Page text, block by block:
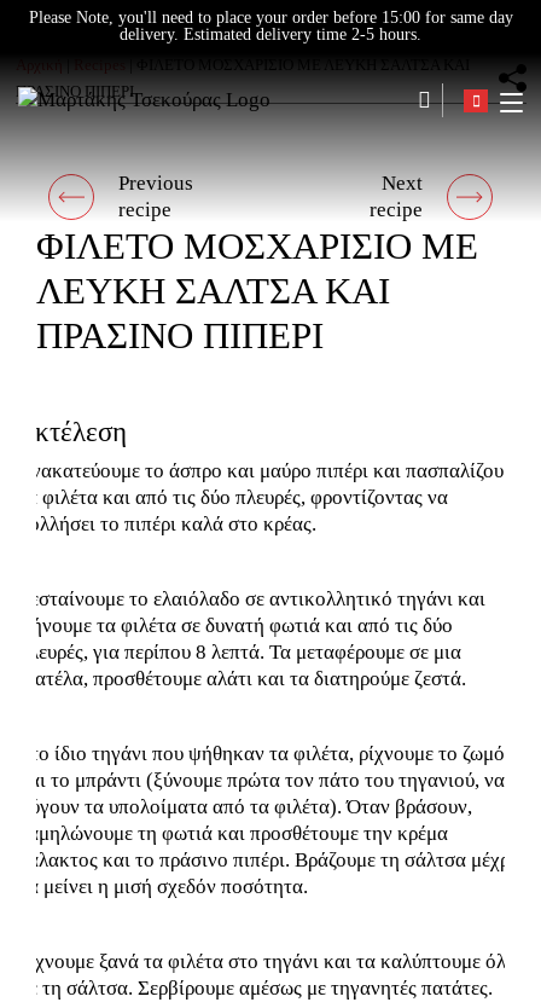
Skip
content
Please Note, you'll need to place your order before 15:00 for same day
delivery. Estimated delivery time 2-5 hours.
ΠΡΑΣΙΝΟ ΠΙΠΕΡΙ
Post
navigation
Previous
post:
Previous
recipe
post:
Next
recipe
ΦΙΛΕΤΟ ΜΟΣΧΑΡΙΣΙΟ ΜΕ
ΛΕΥΚΗ ΣΑΛΤΣΑ ΚΑΙ
ΠΡΑΣΙΝΟ ΠΙΠΕΡΙ
Εκτέλεση
Ανακατεύουμε το άσπρο και μαύρο πιπέρι και πασπαλίζουμε
τα φιλέτα και από τις δύο πλευρές, φροντίζοντας να
κολλήσει το πιπέρι καλά στο κρέας.
Ζεσταίνουμε το ελαιόλαδο σε αντικολλητικό τηγάνι και
ψήνουμε τα φιλέτα σε δυνατή φωτιά και από τις δύο
πλευρές, για περίπου 8 λεπτά. Τα μεταφέρουμε σε μια
πιατέλα, προσθέτουμε αλάτι και τα διατηρούμε ζεστά.
Στο ίδιο τηγάνι που ψήθηκαν τα φιλέτα, ρίχνουμε το ζωμό
και το μπράντι (ξύνουμε πρώτα τον πάτο του τηγανιού, να
φύγουν τα υπολοίματα από τα φιλέτα). Όταν βράσουν,
χαμηλώνουμε τη φωτιά και προσθέτουμε την κρέμα
γάλακτος και το πράσινο πιπέρι. Βράζουμε τη σάλτσα μέχρι
να μείνει η μισή σχεδόν ποσότητα.
Ρίχνουμε ξανά τα φιλέτα στο τηγάνι και τα καλύπτουμε όλα
με τη σάλτσα. Σερβίρουμε αμέσως με τηγανητές πατάτες.